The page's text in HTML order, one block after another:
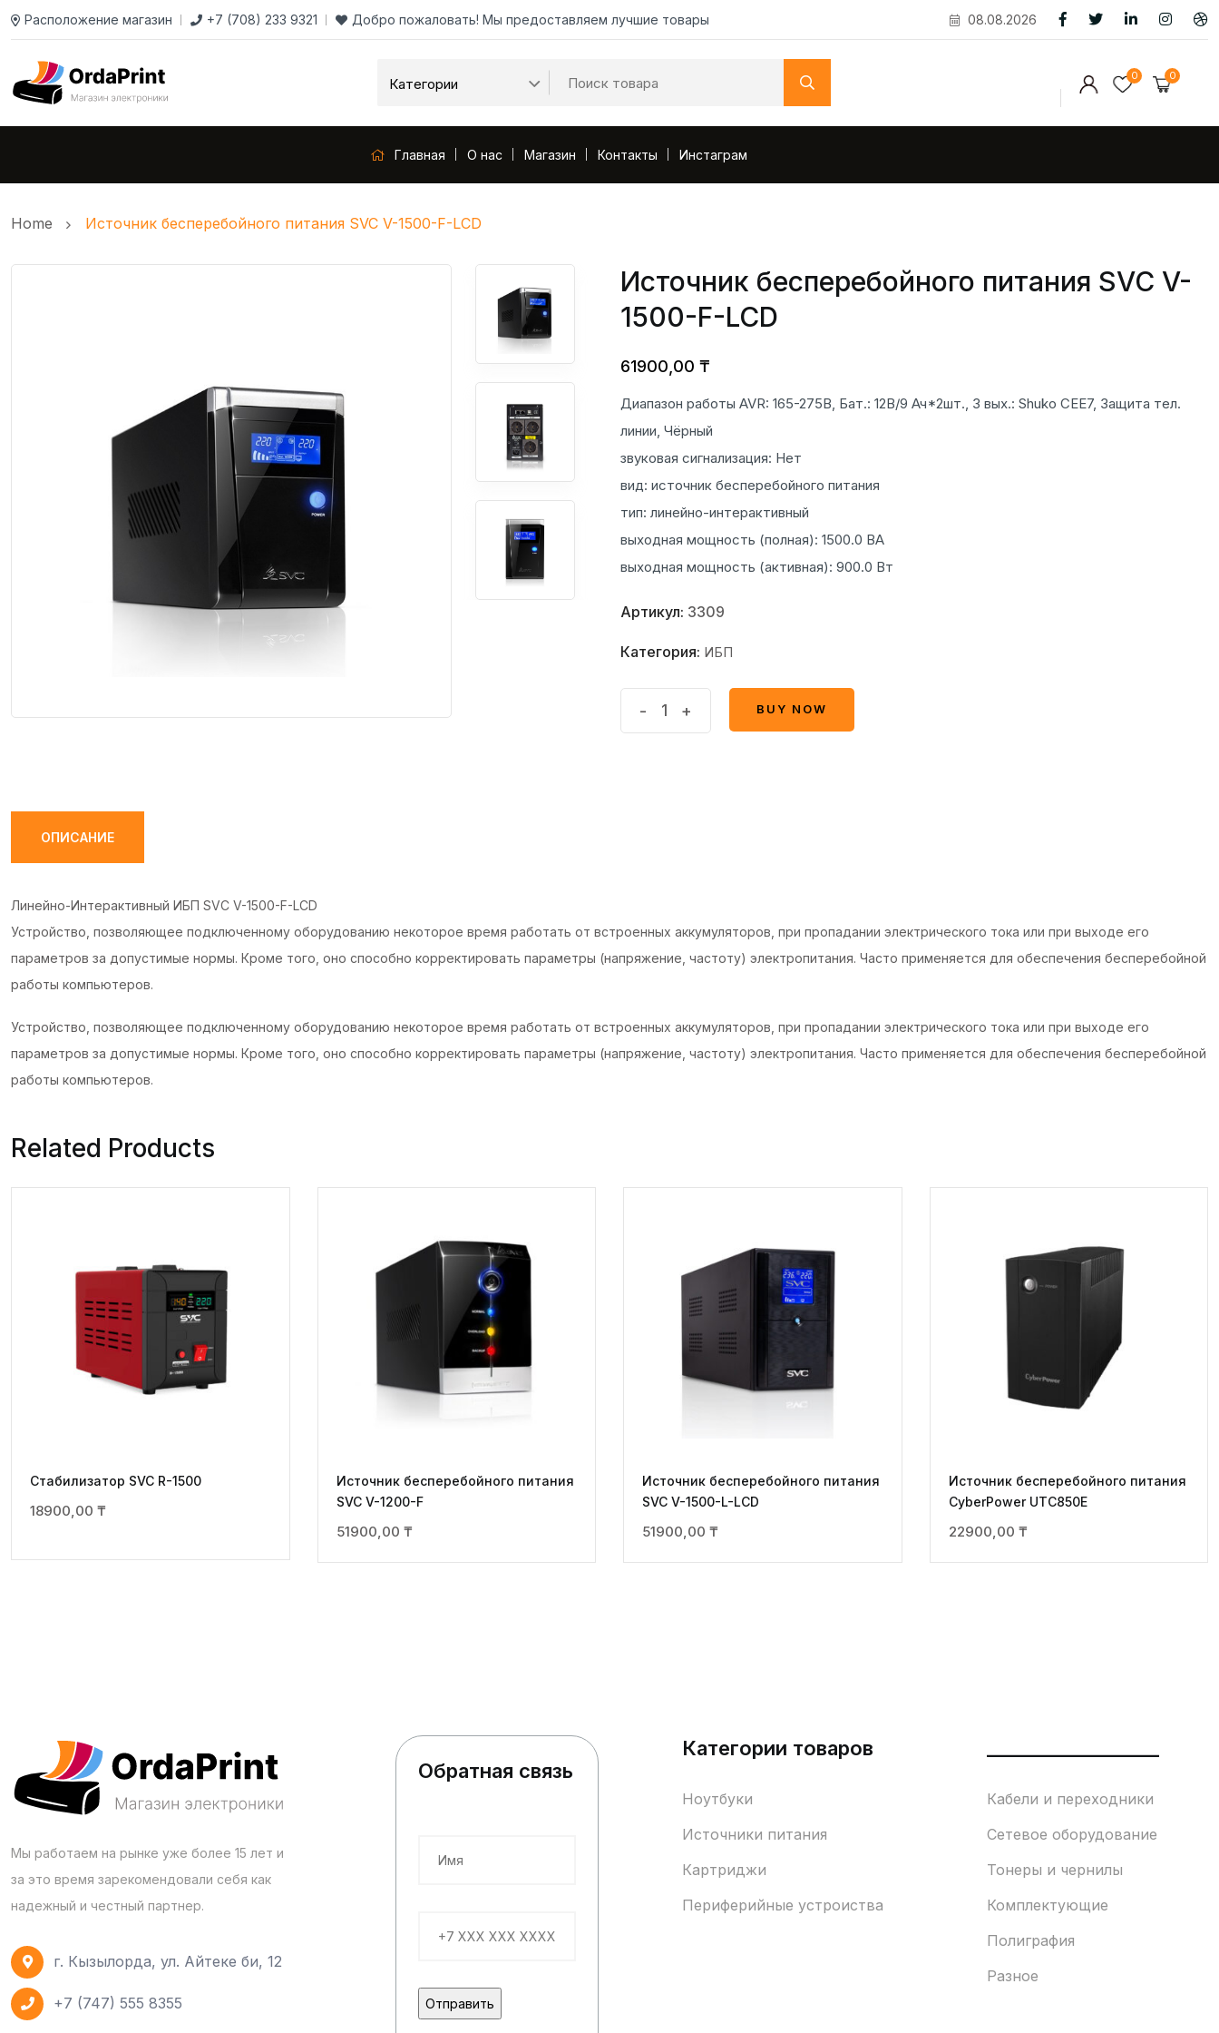
Расположение магазин +7 (708) 233 9321 Добро пожаловать! Мы предоставляем лучшие товары 08.08.2026
0 0
Главная О нас Магазин Контакты Инстаграм
Home Источник бесперебойного питания SVC V-1500-F-LCD
Источник бесперебойного питания SVC V-
1500-F-LCD
61900,00 ₸
Диапазон работы AVR: 165-275В, Бат.: 12В/9 Ач*2шт., 3 вых.: Shuko CEE7, Защита тел.
линии, Чёрный
звуковая сигнализация: Нет
вид: источник бесперебойного питания
тип: линейно-интерактивный
выходная мощность (полная): 1500.0 ВА
выходная мощность (активная): 900.0 Вт
Артикул: 3309
Категория: ИБП
- +
BUY NOW
ОПИСАНИЕ
Линейно-Интерактивный ИБП SVC V-1500-F-LCD
Устройство, позволяющее подключенному оборудованию некоторое время работать от встроенных аккумуляторов, при пропадании электрического тока или при выходе его
параметров за допустимые нормы. Кроме того, оно способно корректировать параметры (напряжение, частоту) электропитания. Часто применяется для обеспечения бесперебойной
работы компьютеров.
Устройство, позволяющее подключенному оборудованию некоторое время работать от встроенных аккумуляторов, при пропадании электрического тока или при выходе его
параметров за допустимые нормы. Кроме того, оно способно корректировать параметры (напряжение, частоту) электропитания. Часто применяется для обеспечения бесперебойной
работы компьютеров.
Related Products
Стабилизатор SVC R-1500
18900,00 ₸
Источник бесперебойного питания
SVC V-1200-F
51900,00 ₸
Источник бесперебойного питания
SVC V-1500-L-LCD
51900,00 ₸
Источник бесперебойного питания
CyberPower UTC850E
22900,00 ₸
Мы работаем на рынке уже более 15 лет и
за это время зарекомендовали себя как
надежный и честный партнер.
г. Кызылорда, ул. Айтеке би, 12
+7 (747) 555 8355
Обратная связь
Категории товаров
Ноутбуки
Источники питания
Картриджи
Периферийные устроиства
___________________
Кабели и переходники
Сетевое оборудование
Тонеры и чернилы
Комплектующие
Полиграфия
Разное